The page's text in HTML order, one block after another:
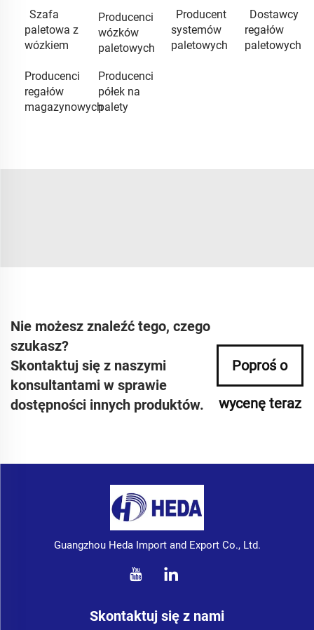
Szafa
paletowa z
wózkiem
Producenci
wózków
paletowych
Producent
systemów
paletowych
Dostawcy
regałów
paletowych
Producenci
regałów
magazynowych
Producenci
półek na
palety
Nie możesz znaleźć tego, czego
szukasz?
Skontaktuj się z naszymi
konsultantami w sprawie
dostępności innych produktów.
Poproś o
wycenę teraz
Guangzhou Heda Import and Export Co., Ltd.
Skontaktuj się z nami